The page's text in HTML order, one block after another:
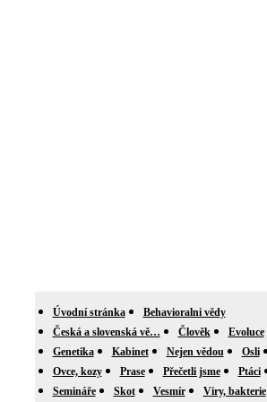
Úvodní stránka
Behavioralni vědy
Česká a slovenská vě…
Člověk Evoluce
Genetika
Kabinet Nejen vědou Osli
Ovce, kozy
Prase Přečetli jsme Ptáci
Semináře
Skot Vesmír
Viry, bakterie